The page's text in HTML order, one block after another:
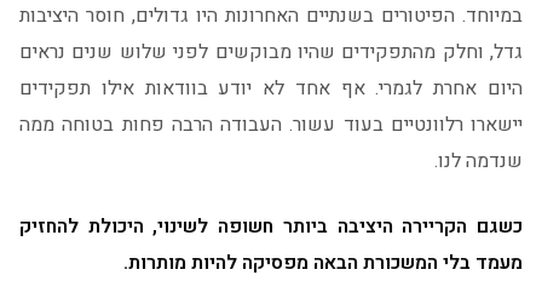
במיוחד. הפיטורים בשנתיים האחרונות היו גדולים, חוסר היציבות
גדל, וחלק מהתפקידים שהיו מבוקשים לפני שלוש שנים נראים
היום אחרת לגמרי. אף אחד לא יודע בוודאות אילו תפקידים
יישארו רלוונטיים בעוד עשור. העבודה הרבה פחות בטוחה ממה
שנדמה לנו.
כשגם הקריירה היציבה ביותר חשופה לשינוי, היכולת להחזיק
מעמד בלי המשכורת הבאה מפסיקה להיות מותרות.